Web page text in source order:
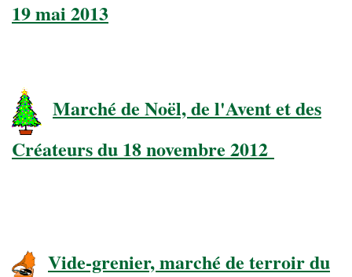
19 mai 2013
Marché de Noël, de l'Avent et des
Créateurs du 18 novembre 2012
Vide-grenier, marché de terroir du